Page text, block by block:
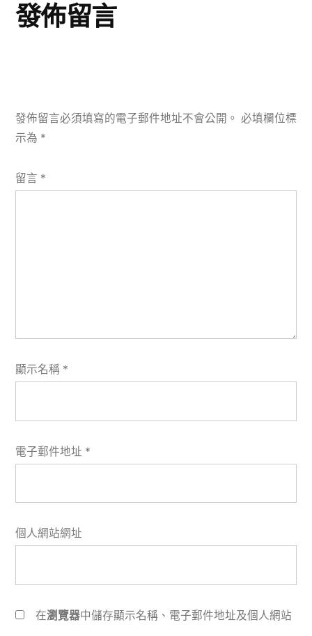
發佈留言
發佈留言必須填寫的電子郵件地址不會公開。 必填欄位標
示為 *
留言 *
顯示名稱 *
電子郵件地址 *
個人網站網址
在瀏覽器中儲存顯示名稱、電子郵件地址及個人網站